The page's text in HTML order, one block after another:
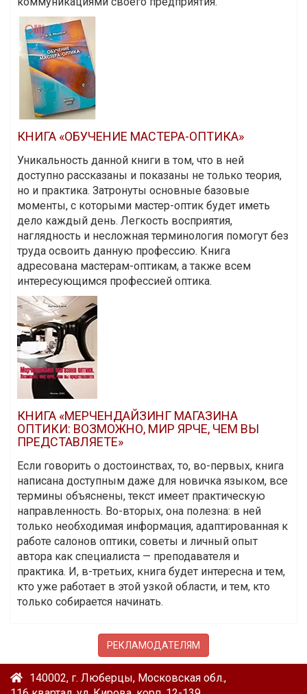
КНИГА «ОБУЧЕНИЕ МАСТЕРА-ОПТИКА»
Уникальность данной книги в том, что в ней
доступно рассказаны и показаны не только теория,
но и практика. Затронуты основные базовые
моменты, с которыми мастер-оптик будет иметь
дело каждый день. Легкость восприятия,
наглядность и несложная терминология помогут без
труда освоить данную профессию. Книга
адресована мастерам-оптикам, а также всем
интересующимся профессией оптика.
КНИГА «МЕРЧЕНДАЙЗИНГ МАГАЗИНА
ОПТИКИ: ВОЗМОЖНО, МИР ЯРЧЕ, ЧЕМ ВЫ
ПРЕДСТАВЛЯЕТЕ»
Если говорить о достоинствах, то, во-первых, книга
написана доступным даже для новичка языком, все
термины объяснены, текст имеет практическую
направленность. Во-вторых, она полезна: в ней
только необходимая информация, адаптированная к
работе салонов оптики, советы и личный опыт
автора как специалиста — преподавателя и
практика. И, в-третьих, книга будет интересна и тем,
кто уже работает в этой узкой области, и тем, кто
только собирается начинать.
РЕКЛАМОДАТЕЛЯМ
140002, г. Люберцы, Московская обл.,